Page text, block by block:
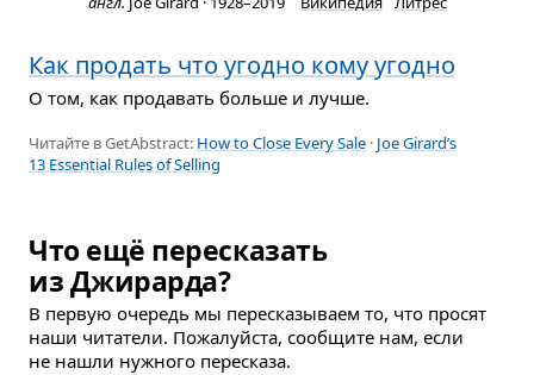
Как продать что угодно кому угодно
О том, как продавать больше и лучше.
Читайте в GetAbstract: How to Close Every Sale · Joe Girard’s
13 Essential Rules of Selling
Что ещё пересказать
из Джирарда?
В первую очередь мы пересказываем то, что просят
наши читатели. Пожалуйста, сообщите нам, если
не нашли нужного пересказа.